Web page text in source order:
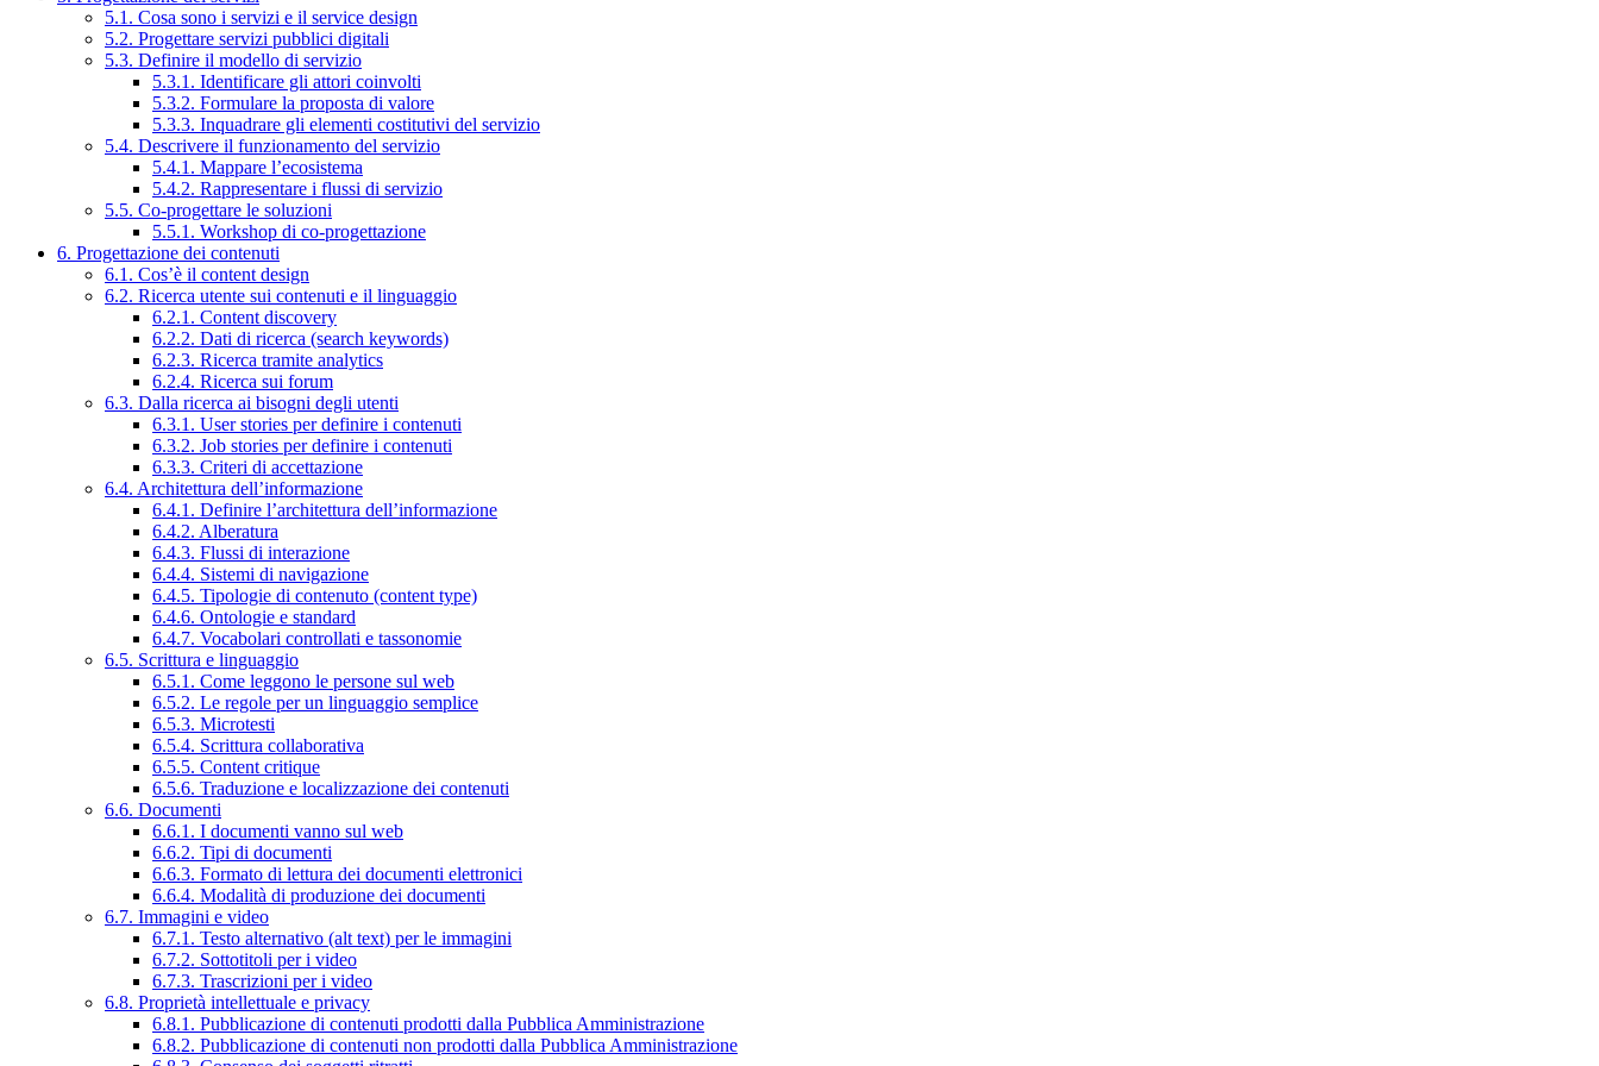
5.1. Cosa sono i servizi e il service design
5.2. Progettare servizi pubblici digitali
5.3. Definire il modello di servizio
5.3.1. Identificare gli attori coinvolti
5.3.2. Formulare la proposta di valore
5.3.3. Inquadrare gli elementi costitutivi del servizio
5.4. Descrivere il funzionamento del servizio
5.4.1. Mappare l’ecosistema
5.4.2. Rappresentare i flussi di servizio
5.5. Co-progettare le soluzioni
5.5.1. Workshop di co-progettazione
6. Progettazione dei contenuti
6.1. Cos’è il content design
6.2. Ricerca utente sui contenuti e il linguaggio
6.2.1. Content discovery
6.2.2. Dati di ricerca (search keywords)
6.2.3. Ricerca tramite analytics
6.2.4. Ricerca sui forum
6.3. Dalla ricerca ai bisogni degli utenti
6.3.1. User stories per definire i contenuti
6.3.2. Job stories per definire i contenuti
6.3.3. Criteri di accettazione
6.4. Architettura dell’informazione
6.4.1. Definire l’architettura dell’informazione
6.4.2. Alberatura
6.4.3. Flussi di interazione
6.4.4. Sistemi di navigazione
6.4.5. Tipologie di contenuto (content type)
6.4.6. Ontologie e standard
6.4.7. Vocabolari controllati e tassonomie
6.5. Scrittura e linguaggio
6.5.1. Come leggono le persone sul web
6.5.2. Le regole per un linguaggio semplice
6.5.3. Microtesti
6.5.4. Scrittura collaborativa
6.5.5. Content critique
6.5.6. Traduzione e localizzazione dei contenuti
6.6. Documenti
6.6.1. I documenti vanno sul web
6.6.2. Tipi di documenti
6.6.3. Formato di lettura dei documenti elettronici
6.6.4. Modalità di produzione dei documenti
6.7. Immagini e video
6.7.1. Testo alternativo (alt text) per le immagini
6.7.2. Sottotitoli per i video
6.7.3. Trascrizioni per i video
6.8. Proprietà intellettuale e privacy
6.8.1. Pubblicazione di contenuti prodotti dalla Pubblica Amministrazione
6.8.2. Pubblicazione di contenuti non prodotti dalla Pubblica Amministrazione